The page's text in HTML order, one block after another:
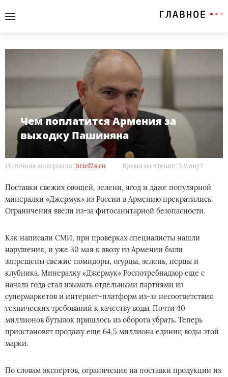
Чем поплатится Армения за
выходку Пашиняна
Источник материала: brief24.ru Время на чтение: 5 минут
Поставки свежих овощей, зелени, ягод и даже популярной
минералки «Джермук» из России в Армению прекратились.
Ограничения ввели из-за фитосанитарной безопасности.
Как написали СМИ, при проверках специалисты нашли
нарушения, и уже 30 мая к ввозу из Армении были
запрещены свежие помидоры, огурцы, зелень, перцы и
клубника. Минералку «Джермук» Роспотребнадзор еще с
начала года стал изымать отдельными партиями из
супермаркетов и интернет-платформ из-за несоответствия
технических требований к качеству воды. Почти 40
миллионов бутылок пришлось из оборота убрать. Теперь
приостановят продажу еще 64,5 миллиона единиц воды этой
марки.
По словам экспертов, ограничения на поставки продукции из